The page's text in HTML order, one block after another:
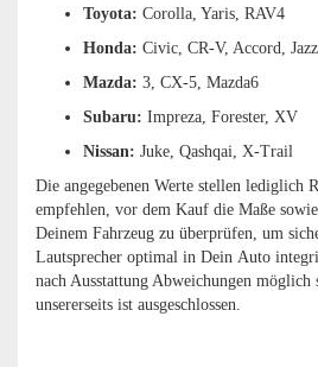
Toyota: Corolla, Yaris, RAV4
Honda: Civic, CR-V, Accord, Jazz
Mazda: 3, CX-5, Mazda6
Subaru: Impreza, Forester, XV
Nissan: Juke, Qashqai, X-Trail
Die angegebenen Werte stellen lediglich
empfehlen, vor dem Kauf die Maße
Deinem Fahrzeug zu überprüfen, um
Lautsprecher optimal in Dein Auto
nach Ausstattung Abweichungen
unsererseits ist ausgeschlossen.